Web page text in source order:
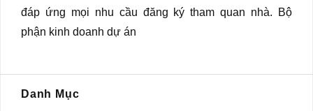
đáp ứng mọi nhu cầu đăng ký tham quan nhà. Bộ
phận kinh doanh dự án
Danh Mục